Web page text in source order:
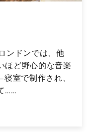
ンドンでは、他
ほど野心的な音楽
で制作され、
……